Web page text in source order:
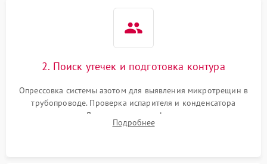
2. Поиск утечек и подготовка контура
Опрессовка системы азотом для выявления микротрещин в
трубопроводе. Проверка испарителя и конденсатора
течеискателем. Демонтаж старого фильтра-осушителя и
продувка капиллярной трубки для устранения засоров.
Подробнее